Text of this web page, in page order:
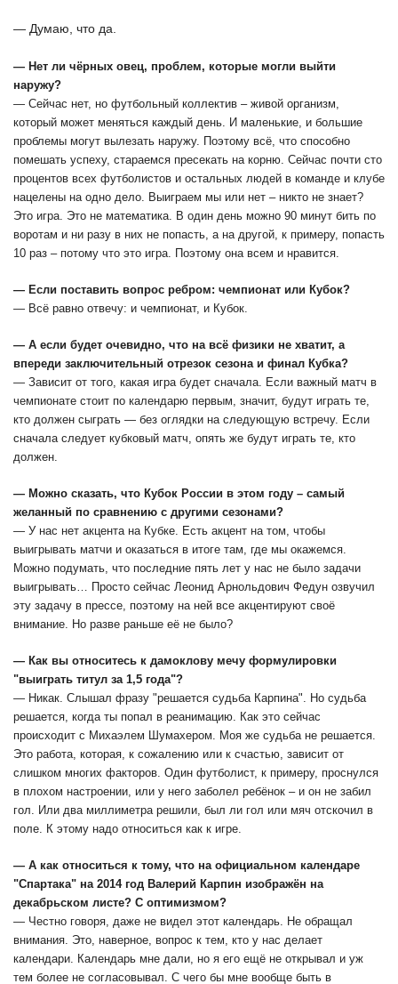
— Думаю, что да.
— Нет ли чёрных овец, проблем, которые могли выйти
наружу?
— Сейчас нет, но футбольный коллектив – живой организм,
который может меняться каждый день. И маленькие, и большие
проблемы могут вылезать наружу. Поэтому всё, что способно
помешать успеху, стараемся пресекать на корню. Сейчас почти сто
процентов всех футболистов и остальных людей в команде и клубе
нацелены на одно дело. Выиграем мы или нет – никто не знает?
Это игра. Это не математика. В один день можно 90 минут бить по
воротам и ни разу в них не попасть, а на другой, к примеру, попасть
10 раз – потому что это игра. Поэтому она всем и нравится.
— Если поставить вопрос ребром: чемпионат или Кубок?
— Всё равно отвечу: и чемпионат, и Кубок.
— А если будет очевидно, что на всё физики не хватит, а
впереди заключительный отрезок сезона и финал Кубка?
— Зависит от того, какая игра будет сначала. Если важный матч в
чемпионате стоит по календарю первым, значит, будут играть те,
кто должен сыграть — без оглядки на следующую встречу. Если
сначала следует кубковый матч, опять же будут играть те, кто
должен.
— Можно сказать, что Кубок России в этом году – самый
желанный по сравнению с другими сезонами?
— У нас нет акцента на Кубке. Есть акцент на том, чтобы
выигрывать матчи и оказаться в итоге там, где мы окажемся.
Можно подумать, что последние пять лет у нас не было задачи
выигрывать… Просто сейчас Леонид Арнольдович Федун озвучил
эту задачу в прессе, поэтому на ней все акцентируют своё
внимание. Но разве раньше её не было?
— Как вы относитесь к дамоклову мечу формулировки
"выиграть титул за 1,5 года"?
— Никак. Слышал фразу "решается судьба Карпина". Но судьба
решается, когда ты попал в реанимацию. Как это сейчас
происходит с Михаэлем Шумахером. Моя же судьба не решается.
Это работа, которая, к сожалению или к счастью, зависит от
слишком многих факторов. Один футболист, к примеру, проснулся
в плохом настроении, или у него заболел ребёнок – и он не забил
гол. Или два миллиметра решили, был ли гол или мяч отскочил в
поле. К этому надо относиться как к игре.
— А как относиться к тому, что на официальном календаре
"Спартака" на 2014 год Валерий Карпин изображён на
декабрьском листе? С оптимизмом?
— Честно говоря, даже не видел этот календарь. Не обращал
внимания. Это, наверное, вопрос к тем, кто у нас делает
календари. Календарь мне дали, но я его ещё не открывал и уж
тем более не согласовывал. С чего бы мне вообще быть в